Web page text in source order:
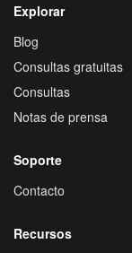
Explorar
Blog
Consultas gratuitas
Consultas
Notas de prensa
Soporte
Contacto
Recursos